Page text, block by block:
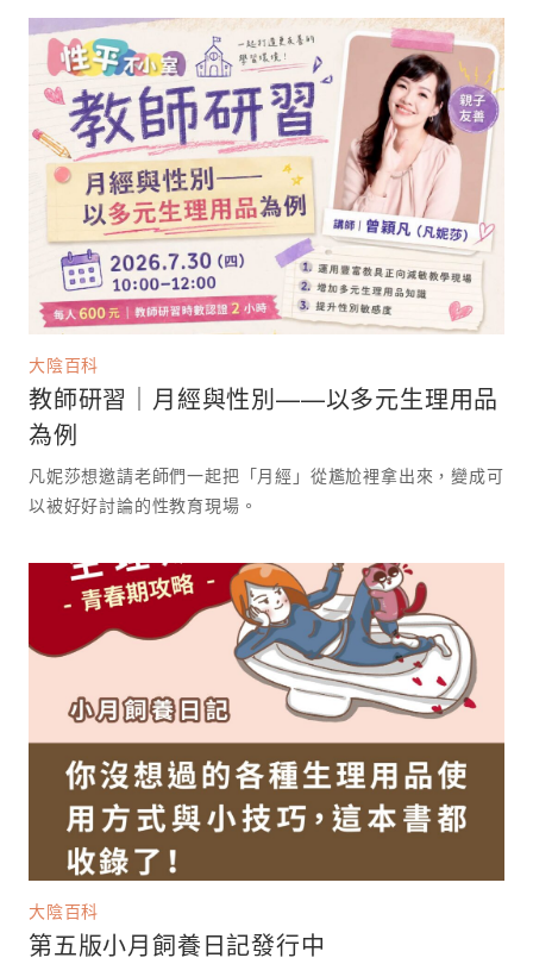
大陰百科
教師研習｜月經與性別——以多元生理用品
為例
凡妮莎想邀請老師們一起把「月經」從尷尬裡拿出來，變成可
大陰百科
第五版小月飼養日記發行中